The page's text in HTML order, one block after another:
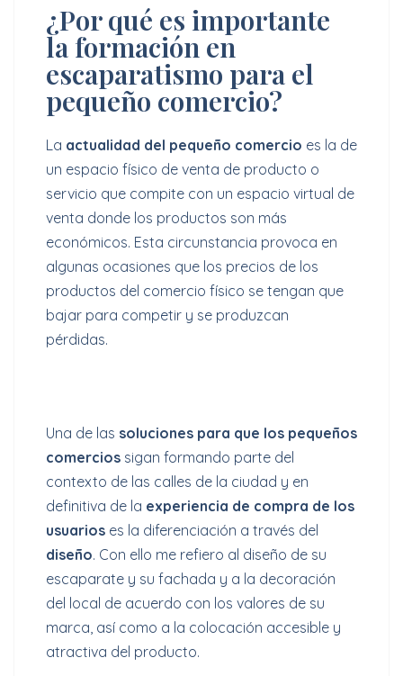
¿Por qué es importante
la formación en
escaparatismo para el
pequeño comercio?
La actualidad del pequeño comercio es la de
un espacio físico de venta de producto o
servicio que compite con un espacio virtual de
venta donde los productos son más
económicos. Esta circunstancia provoca en
algunas ocasiones que los precios de los
productos del comercio físico se tengan que
bajar para competir y se produzcan
pérdidas.
Una de las soluciones para que los pequeños
comercios sigan formando parte del
contexto de las calles de la ciudad y en
definitiva de la experiencia de compra de los
usuarios es la diferenciación a través del
diseño. Con ello me refiero al diseño de su
escaparate y su fachada y a la decoración
del local de acuerdo con los valores de su
marca, así como a la colocación accesible y
atractiva del producto.